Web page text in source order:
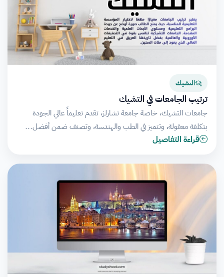
التشيك
ترتيب الجامعات في التشيك
جامعات التشيك، خاصة جامعة تشارلز، تقدم تعليماً عالي الجودة
بتكلفة معقولة، وتتميز في الطب والهندسة، وتصنف ضمن أفضل…
قراءة التفاصيل